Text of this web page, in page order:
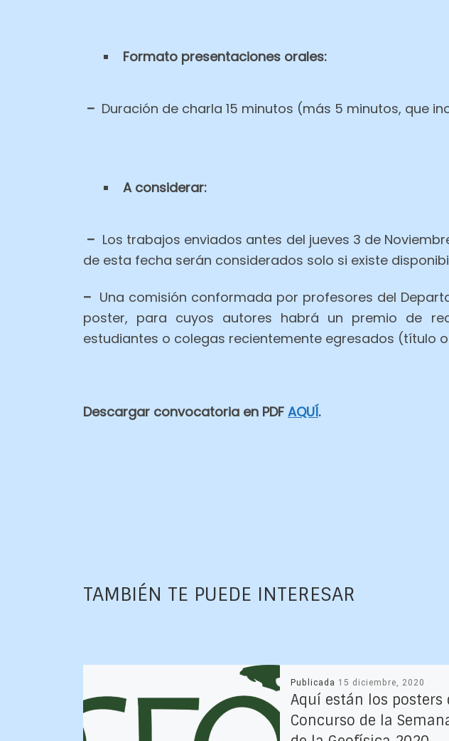
Formato presentaciones orales:
– Duración de charla 15 minutos (más 5 minutos, que
A considerar:
– Los trabajos enviados antes del jueves 3 de
de esta fecha serán considerados solo si existe
– Una comisión conformada por profesores del
poster, para cuyos autores habrá un premio de
estudiantes o colegas recientemente egresados (título
Descargar convocatoria en PDF AQUÍ.
TAMBIÉN TE PUEDE INTERESAR
Publicada 15 diciembre, 2020
Aquí están los posters
Concurso de la